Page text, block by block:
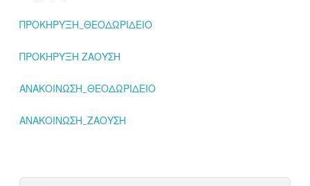
ΠΡΟΚΗΡΥΞΗ_ΘΕΟΔΩΡΙΔΕΙΟ
ΠΡΟΚΗΡΥΞΗ ΖΑΟΥΣΗ
ΑΝΑΚΟΙΝΩΣΗ_ΘΕΟΔΩΡΙΔΕΙΟ
ΑΝΑΚΟΙΝΩΣΗ_ΖΑΟΥΣΗ